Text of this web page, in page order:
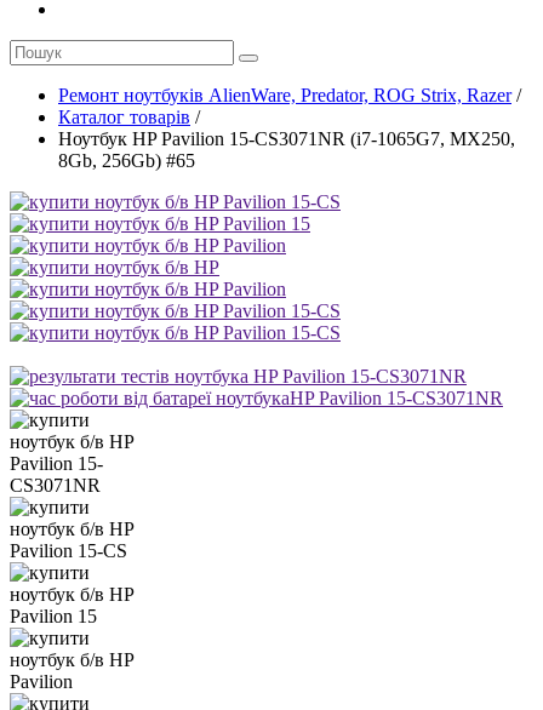
Ремонт ноутбуків AlienWare, Predator, ROG Strix, Razer/
Каталог товарів /
Ноутбук HP Pavilion 15-CS3071NR (i7-1065G7, MX250,
8Gb, 256Gb) #65